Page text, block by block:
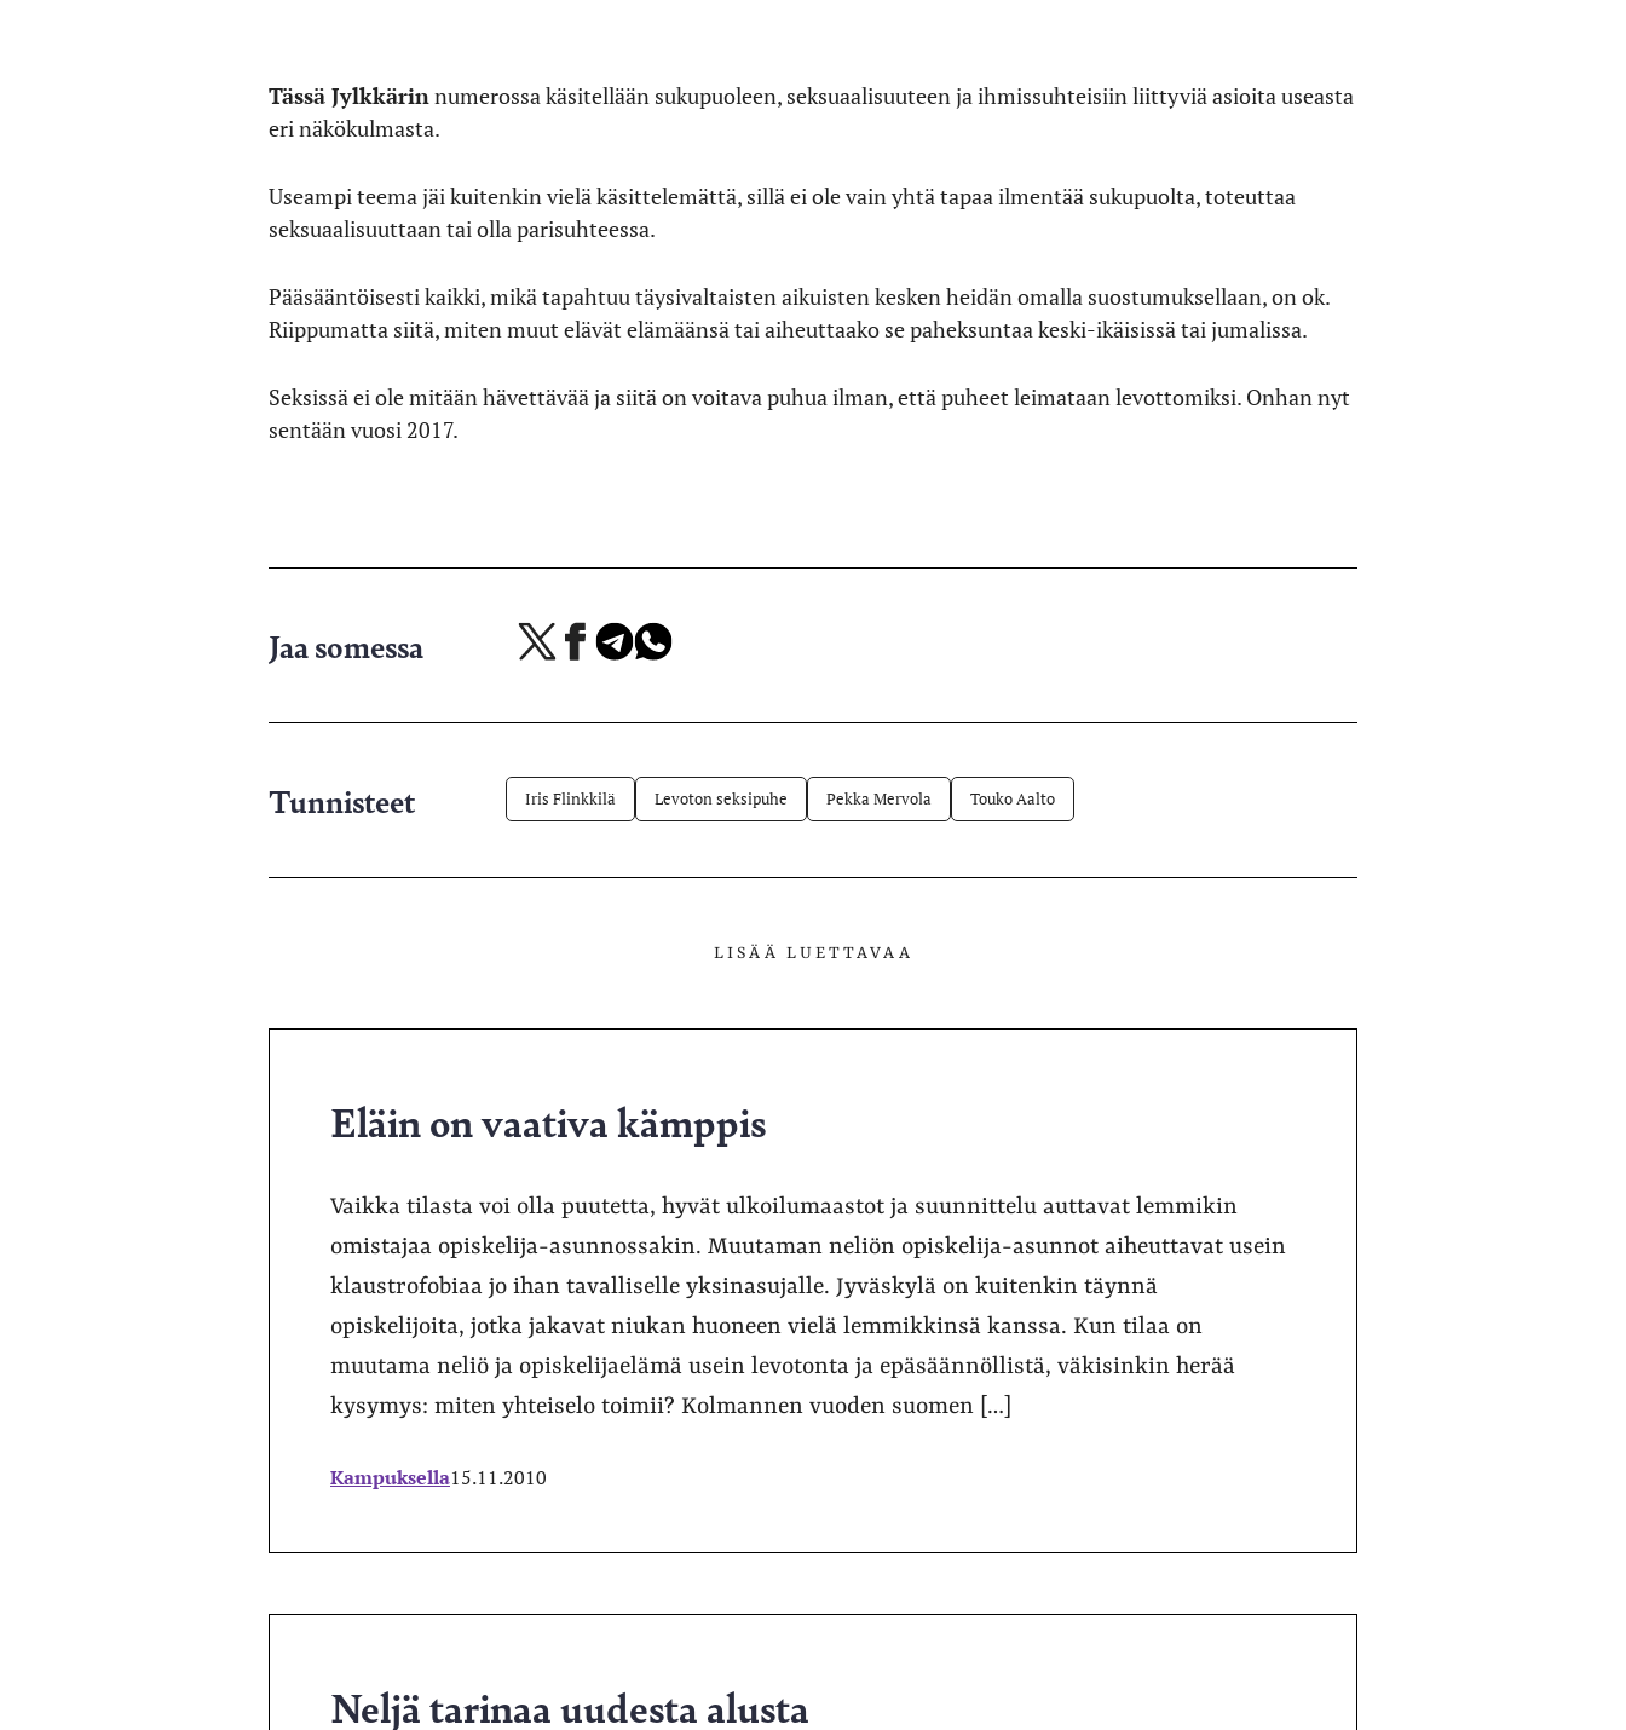
Tässä Jylkkärin numerossa käsitellään sukupuoleen, seksuaalisuuteen ja ihmissuhteisiin liittyviä asioita useasta
eri näkökulmasta.
Useampi teema jäi kuitenkin vielä käsittelemättä, sillä ei ole vain yhtä tapaa ilmentää sukupuolta, toteuttaa
seksuaalisuuttaan tai olla parisuhteessa.
Pääsääntöisesti kaikki, mikä tapahtuu täysivaltaisten aikuisten kesken heidän omalla suostumuksellaan, on ok.
Riippumatta siitä, miten muut elävät elämäänsä tai aiheuttaako se paheksuntaa keski-ikäisissä tai jumalissa.
Seksissä ei ole mitään hävettävää ja siitä on voitava puhua ilman, että puheet leimataan levottomiksi. Onhan nyt
sentään vuosi 2017.
Jaa somessa
Jaa
palvelussa
Jaa Jaa Jaa
Tunnisteet Iris Flinkkilä Levoton seksipuhe Pekka Mervola Touko Aalto
LISÄÄ LUETTAVAA
Eläin on vaativa kämppis
Vaikka tilasta voi olla puutetta, hyvät ulkoilumaastot ja suunnittelu auttavat lemmikin
omistajaa opiskelija-asunnossakin. Muutaman neliön opiskelija-asunnot aiheuttavat usein
klaustrofobiaa jo ihan tavalliselle yksinasujalle. Jyväskylä on kuitenkin täynnä
opiskelijoita, jotka jakavat niukan huoneen vielä lemmikkinsä kanssa. Kun tilaa on
muutama neliö ja opiskelijaelämä usein levotonta ja epäsäännöllistä, väkisinkin herää
kysymys: miten yhteiselo toimii? Kolmannen vuoden suomen […]
Kampuksella15.11.2010
Neljä tarinaa uudesta alusta